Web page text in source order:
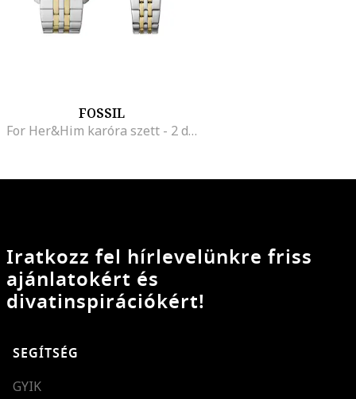
FOSSIL
For Her&Him karóra szett - 2 db, Ezüstszín/Aranyszín
Iratkozz fel hírlevelünkre friss
ajánlatokért és
divatinspirációkért!
SEGÍTSÉG
GYIK